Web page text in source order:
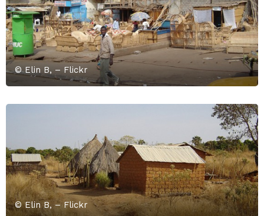
© Elin B, – Flickr
© Elin B, – Flickr